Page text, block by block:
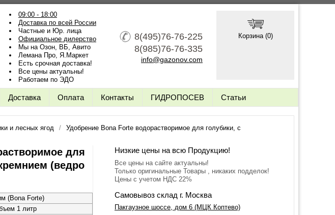
09:00 - 18:00
Доставка по всей России
Частные и Юр. лица
Официальное дилерство
Мы на Озон, ВБ, Авито
Лемана Про, Я.Маркет
Есть срочная доставка!
Все цены актуальны!
Работаем по ЭДО
8(495)76-76-225
8(985)76-76-335
info@gazonov.com
Корзина (0)
Доставка Оплата Контакты ГИДРОПОСЕВ Статьи
и лесных ягод
Удобрение Bona Forte водорастворимое для голубики, с
для
(ведро
(Bona Forte)
1 литр
Низкие цены на всю Продукцию!
Все цены на сайте актуальны!
Только оригинальные Товары , никаких подделок!
Цены с учетом НДС 22%
Самовывоз склад г. Москва
Пакгаузное шоссе, дом 6 (МЦК Коптево)